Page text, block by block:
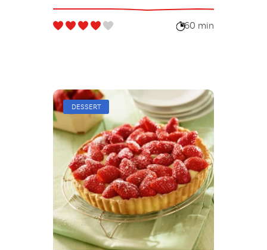
60 min
DESSERT